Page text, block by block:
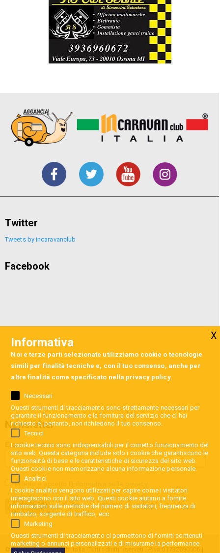
Twitter
Tweets by incaravanclub
Facebook
Newsletter
Email
Ho letto e accetto l'
© 2026 InCaravan Club Italia -Tutti i diritti riservati | P.Iva 01732690506 |
Informativa
Noi e terze parti selezionate utilizziamo cookie o tecnologie
simili per finalità tecniche e, con il tuo consenso, anche per
altre finalità come specificato nella privacy policy.
Necessari
Questi strumenti di tracciamento sono strettamente necessari per
garantire il funzionamento e la fornitura del servizio che ci hai
richiesto e, pertanto, non richiedono il tuo consenso.
Tecnici
I cookie tecnici sono indispensabili per il corretto funzionamento del
sito web. Questa categoria include solo i cookie che garantiscono le
funzionalità di base e le caratteristiche di sicurezza del sito web.
Questi cookie non memorizzano alcuna informazione personale.
Analitici
I cookie analitici vengono utilizzati per capire come i visitatori
interagiscono con il sito web. Questi cookie aiutano a fornire
informazioni sulle metriche del numero di visitatori, frequenza di
rimbalzo, sorgente di traffico, ecc.
Marketing
Questi strumenti di tracciamento ci permettono di fornirti contenuti
marketing o annunci personalizzati e di misurarne la performance.